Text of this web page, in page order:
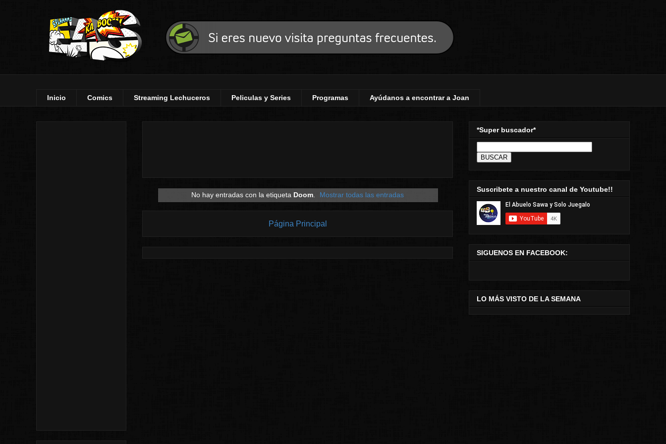
Inicio Comics Streaming Lechuceros Peliculas y Series Programas Ayúdanos a encontrar a Joan
No hay entradas con la etiqueta Doom. Mostrar todas las entradas
Página Principal
*Super buscador*
Suscribete a nuestro canal de Youtube!!
SIGUENOS EN FACEBOOK:
LO MÁS VISTO DE LA SEMANA